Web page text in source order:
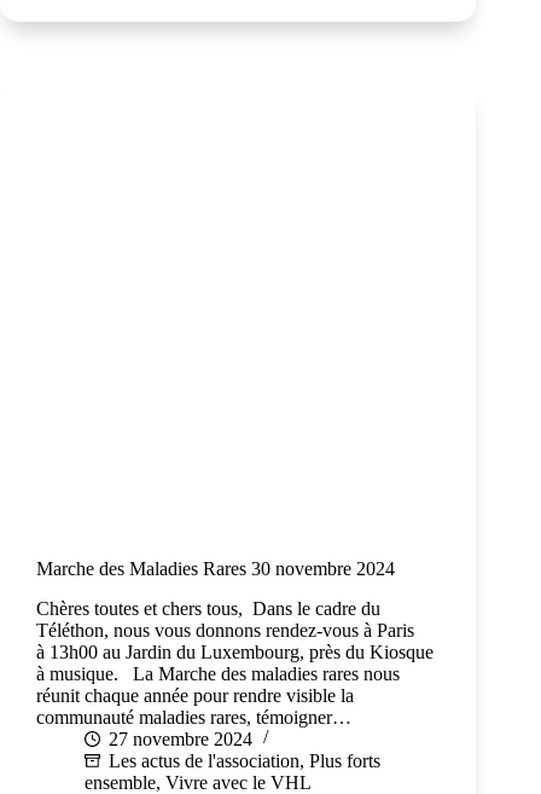
Marche des Maladies Rares 30 novembre 2024
Chères toutes et chers tous, Dans le cadre du
Téléthon, nous vous donnons rendez-vous à Paris
à 13h00 au Jardin du Luxembourg, près du Kiosque
à musique. La Marche des maladies rares nous
réunit chaque année pour rendre visible la
communauté maladies rares, témoigner…
27 novembre 2024
Les actus de l'association, Plus forts
ensemble, Vivre avec le VHL